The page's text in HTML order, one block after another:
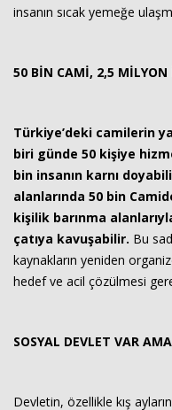
insanın sıcak yemeğe
50 BİN CAMİ, 2,5 MİLYON
Türkiye’deki camilerin
biri günde 50 kişiye
bin insanın karnı
alanlarında 50 bin
kişilik barınma
çatıya kavuşabilir. Bu
kaynakların yeniden
hedef ve acil çözülmesi
SOSYAL DEVLET VAR
Devletin, özellikle kış